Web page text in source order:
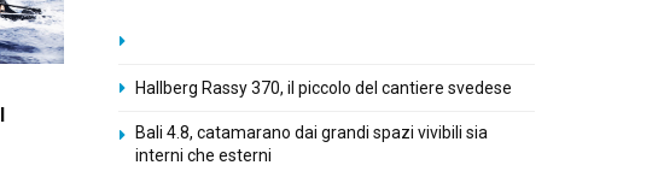
Hallberg Rassy 370, il piccolo del cantiere svedese
Bali 4.8, catamarano dai grandi spazi vivibili sia
interni che esterni